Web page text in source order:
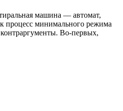
машина — автомат,
процесс минимального режима
Во-первых,